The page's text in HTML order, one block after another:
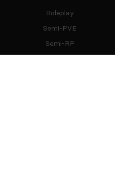
Roleplay
Semi-PVE
Semi-RP